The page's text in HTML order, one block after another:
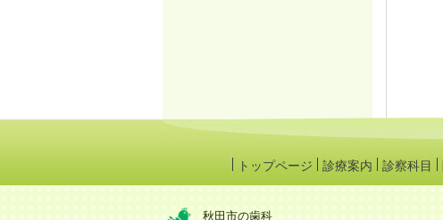
トップページ 診療案内 診察科目
秋田市の歯科